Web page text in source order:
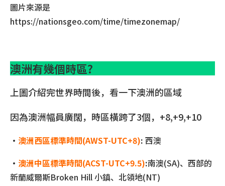
圖片來源是
https://nationsgeo.com/time/timezonemap/
澳洲有幾個時區?
上圖介紹完世界時間後，看一下澳洲的區域
因為澳洲幅員廣闊，時區橫跨了3個，+8,+9,+10
• 澳洲西區標準時間(AWST-UTC+8): 西澳
• 澳洲中區標準時間(ACST-UTC+9.5):南澳(SA)、西部的
新蘭威爾斯Broken Hill 小鎮、北領地(NT)